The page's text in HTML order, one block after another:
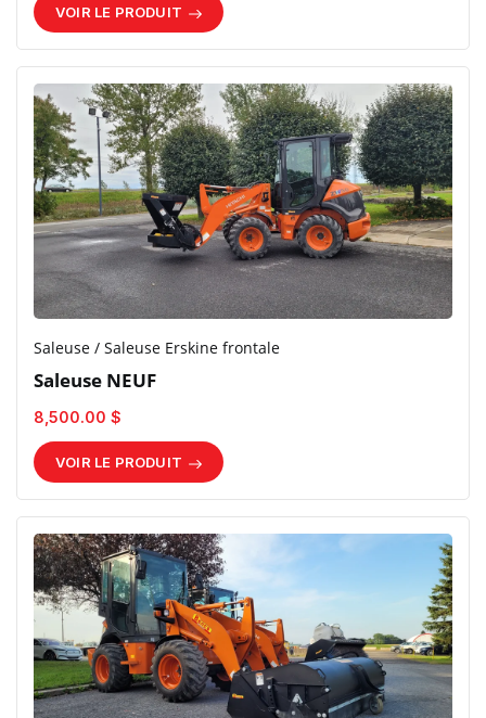
VOIR LE PRODUIT
Saleuse / Saleuse Erskine frontale
Saleuse NEUF
8,500.00 $
VOIR LE PRODUIT